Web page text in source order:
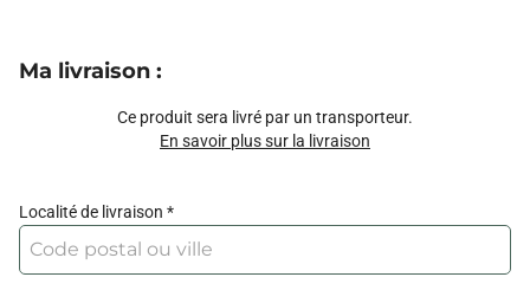
Ma livraison :
Ce produit sera livré par un transporteur.
En savoir plus sur la livraison
Localité de livraison